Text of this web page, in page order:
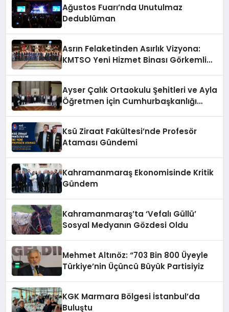
Ağustos Fuarı’nda Unutulmaz
Dedublüman
Asrın Felaketinden Asırlık Vizyona:
KMTSO Yeni Hizmet Binası Görkemli
Ayser Çalık Ortaokulu Şehitleri ve Ayla
Öğretmen İçin Cumhurbaşkanlığı
Ksü Ziraat Fakültesi’nde Profesör
Ataması Gündemi
Kahramanmaraş Ekonomisinde Kritik
Gündem
Kahramanmaraş’ta ‘Vefalı Güllü’
Sosyal Medyanın Gözdesi Oldu
Mehmet Altınöz: “703 Bin 800 Üyeyle
Türkiye’nin Üçüncü Büyük Partisiyiz
KGK Marmara Bölgesi İstanbul’da
Buluştu